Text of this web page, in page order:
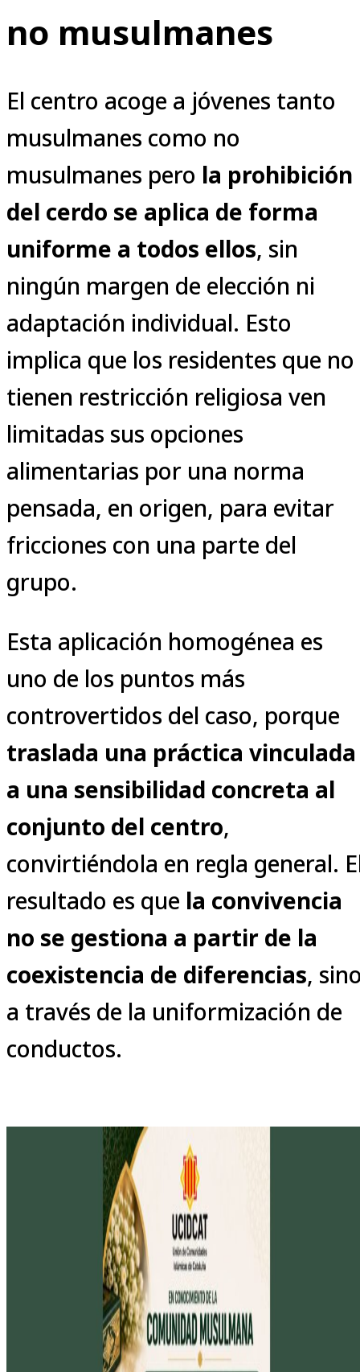
no musulmanes
El centro acoge a jóvenes tanto
musulmanes como no
musulmanes pero la prohibición
del cerdo se aplica de forma
uniforme a todos ellos, sin
ningún margen de elección ni
adaptación individual. Esto
implica que los residentes que no
tienen restricción religiosa ven
limitadas sus opciones
alimentarias por una norma
pensada, en origen, para evitar
fricciones con una parte del
grupo.
Esta aplicación homogénea es
uno de los puntos más
controvertidos del caso, porque
traslada una práctica vinculada
a una sensibilidad concreta al
conjunto del centro,
convirtiéndola en regla general.
resultado es que la convivencia
no se gestiona a partir de la
coexistencia de diferencias,
a través de la uniformización de
conductos.